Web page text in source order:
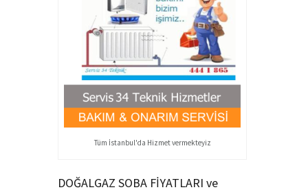
Tüm İstanbul'da Hizmet vermekteyiz
DOĞALGAZ SOBA FİYATLARI ve